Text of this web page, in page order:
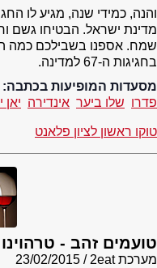
והנה, כמידי שנה, מגיע לו
מדינת ישראל. הבטיחו גשם
שמח. אספנו בשבילכם כמה
בחגיגות ה-67 למדינה.
מסעדות המופיעות בכתבה:
פדרו שלו ביער אינדירה יאן
טוקו ראשון לציון פלאנט
טועמים זהב - טרהוינו
מערכת 2eat
23/02/2015